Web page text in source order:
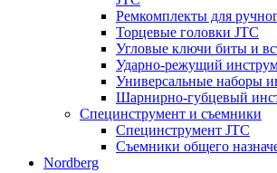
Ремкомплекты для
Торцевые головки JTC
Угловые ключи биты и
Ударно-режущий
Универсальные наборы
Шарнирно-губцевый
Специнструмент и съемники
Специнструмент JTC
Съемники общего
Nordberg